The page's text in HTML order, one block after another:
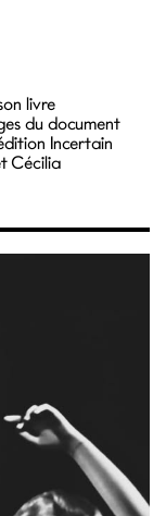
livre
du document
Incertain
Cécilia